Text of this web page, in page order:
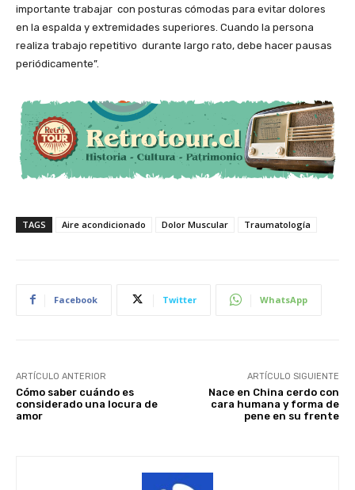
importante trabajar con posturas cómodas para evitar dolores
en la espalda y extremidades superiores. Cuando la persona
realiza trabajo repetitivo durante largo rato, debe hacer pausas
periódicamente”.
TAGS Aire acondicionado Dolor Muscular Traumatología
Facebook Twitter WhatsApp
ARTÍCULO ANTERIOR
Cómo saber cuándo es
considerado una locura de
amor
ARTÍCULO SIGUIENTE
Nace en China cerdo con
cara humana y forma de
pene en su frente